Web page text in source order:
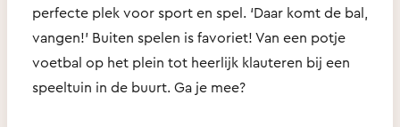
perfecte plek voor sport en spel. ‘Daar komt de bal,
vangen!’ Buiten spelen is favoriet! Van een potje
voetbal op het plein tot heerlijk klauteren bij een
speeltuin in de buurt. Ga je mee?